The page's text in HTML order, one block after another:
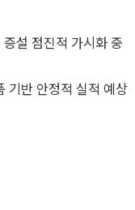
설 점진적 가시화 중
기반 안정적 실적 예상